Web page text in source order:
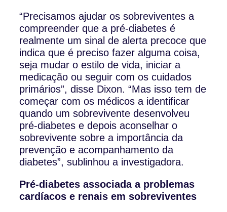
“Precisamos ajudar os sobreviventes a
compreender que a pré-diabetes é
realmente um sinal de alerta precoce que
indica que é preciso fazer alguma coisa,
seja mudar o estilo de vida, iniciar a
medicação ou seguir com os cuidados
primários”, disse Dixon. “Mas isso tem de
começar com os médicos a identificar
quando um sobrevivente desenvolveu
pré-diabetes e depois aconselhar o
sobrevivente sobre a importância da
prevenção e acompanhamento da
diabetes”, sublinhou a investigadora.
Pré-diabetes associada a problemas
cardíacos e renais em sobreviventes